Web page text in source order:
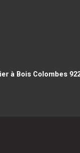
à Bois Colombes